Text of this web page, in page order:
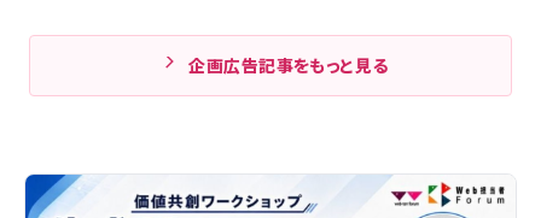
企画広告記事をもっと見る